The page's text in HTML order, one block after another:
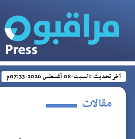
آخر تحديث :السبت-08 أغسطس 2026-07:33م
مقالات